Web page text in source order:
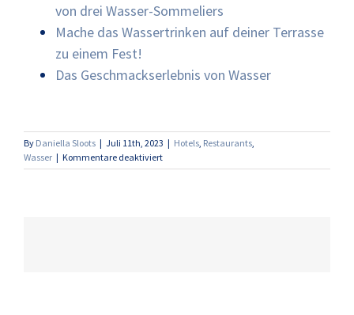
von drei Wasser-Sommeliers
Mache das Wassertrinken auf deiner Terrasse
zu einem Fest!
Das Geschmackserlebnis von Wasser
By Daniella Sloots | Juli 11th, 2023 | Hotels, Restaurants,
Wasser | Kommentare deaktiviertfür
5x